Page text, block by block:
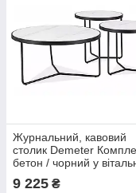
Журнальний, кавовий
столик Demeter
бетон / чорний у
Signal
9 225 ₴